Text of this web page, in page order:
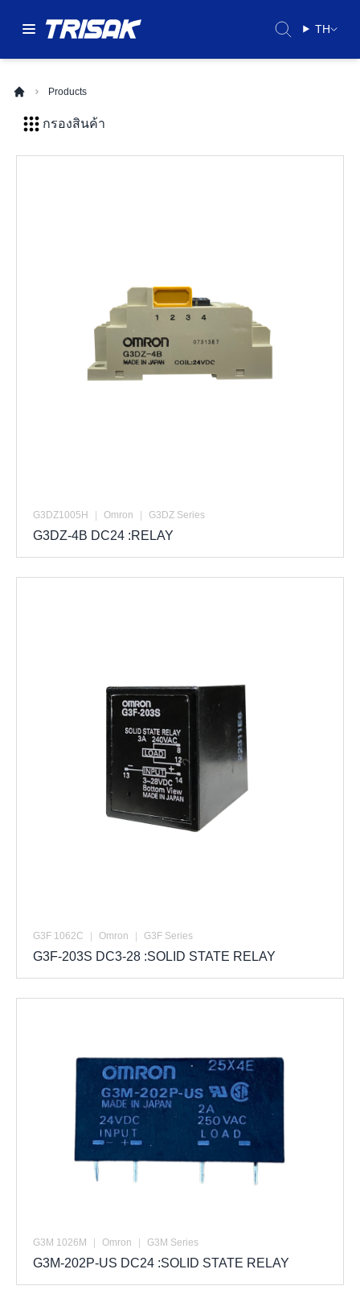
TH
Products
กรองสินค้า
G3DZ1005H | Omron | G3DZ Series
G3DZ-4B DC24 :RELAY
G3F 1062C Omron G3F Series
G3F-203S DC3-28 :SOLID STATE RELAY
G3M 1026M Omron G3M Series
G3M-202P-US DC24 :SOLID STATE RELAY